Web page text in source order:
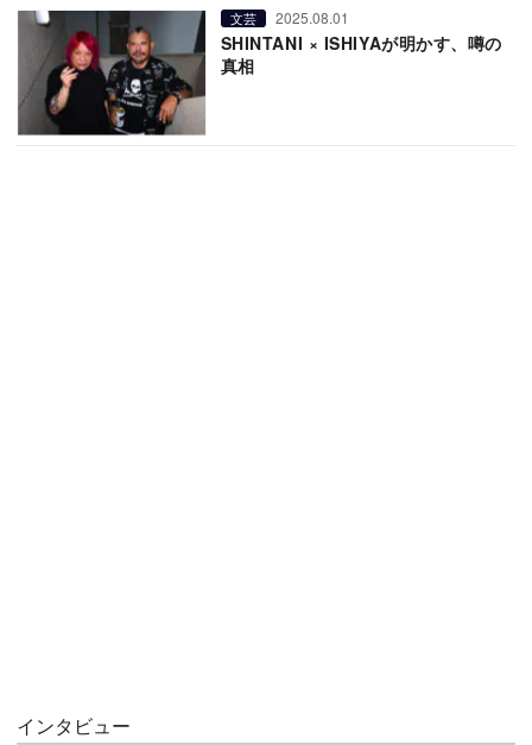
文芸 2025.08.01
SHINTANI × ISHIYAが明かす、噂の
真相
インタビュー